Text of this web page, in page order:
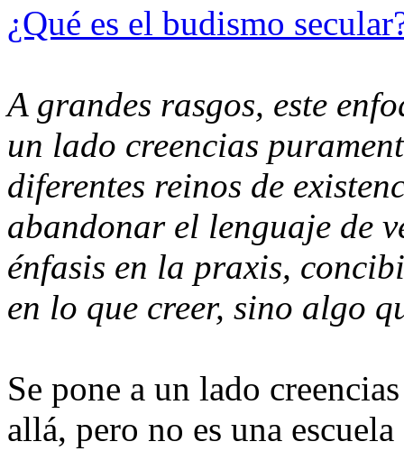
¿Qué es el budismo
A grandes rasgos, este
un lado creencias
diferentes reinos de
abandonar el lenguaje de
énfasis en la praxis,
en lo que creer, sino algo
Se pone a un lado
allá, pero no es una